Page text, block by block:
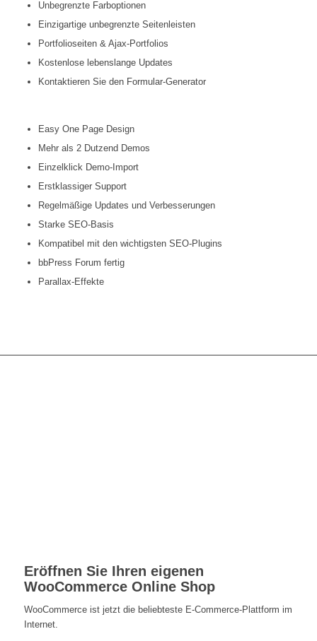
Unbegrenzte Farboptionen
Einzigartige unbegrenzte Seitenleisten
Portfolioseiten & Ajax-Portfolios
Kostenlose lebenslange Updates
Kontaktieren Sie den Formular-Generator
Easy One Page Design
Mehr als 2 Dutzend Demos
Einzelklick Demo-Import
Erstklassiger Support
Regelmäßige Updates und Verbesserungen
Starke SEO-Basis
Kompatibel mit den wichtigsten SEO-Plugins
bbPress Forum fertig
Parallax-Effekte
Eröffnen Sie Ihren eigenen
WooCommerce Online Shop
WooCommerce ist jetzt die beliebteste E-Commerce-Plattform im
Internet.